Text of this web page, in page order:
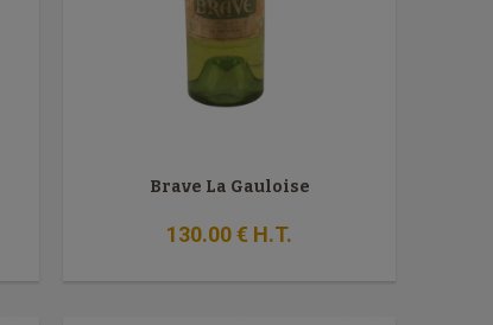
Brave La Gauloise
130.00€ H.T.